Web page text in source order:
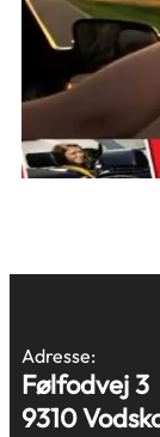
Adresse:
Følfodvej 3
9310